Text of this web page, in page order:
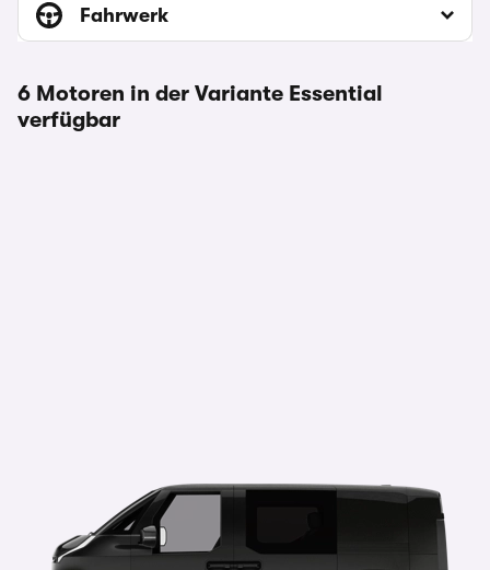
Fahrwerk
6 Motoren in der Variante Essential
verfügbar